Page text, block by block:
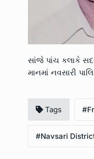
સાંજે પાંચ કલાકે
માનમાં નવસારી
Tags
#Navsari